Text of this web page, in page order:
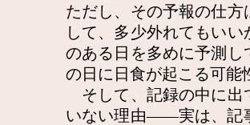
ただし、その予報の仕
して、多少外れてもい
のある日を多めに予測
の日に日食が起こる可能
そして、記録の中に出
いない理由――実は、記